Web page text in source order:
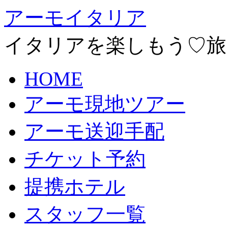
アーモイタリア
イタリアを楽しもう♡
HOME
アーモ現地ツアー
アーモ送迎手配
チケット予約
提携ホテル
スタッフ一覧